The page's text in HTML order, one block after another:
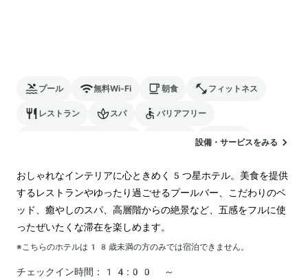
プール 無料Wi-Fi 朝食 フィットネス
レストラン スパ バリアフリー
駐車場
設備・サービスをみる
おしゃれなインテリアに心ときめく5つ星ホテル。美食を提供
するレストランやゆったり過ごせるプールバー、こだわりのベ
ッド、癒やしのスパ、高層階からの絶景など、五感をフルに使
ったぜいたくな滞在を楽しめます。
※こちらのホテルは 18 歳未満の方のみでは宿泊できません。
チェックイン時間：
14:00 ～